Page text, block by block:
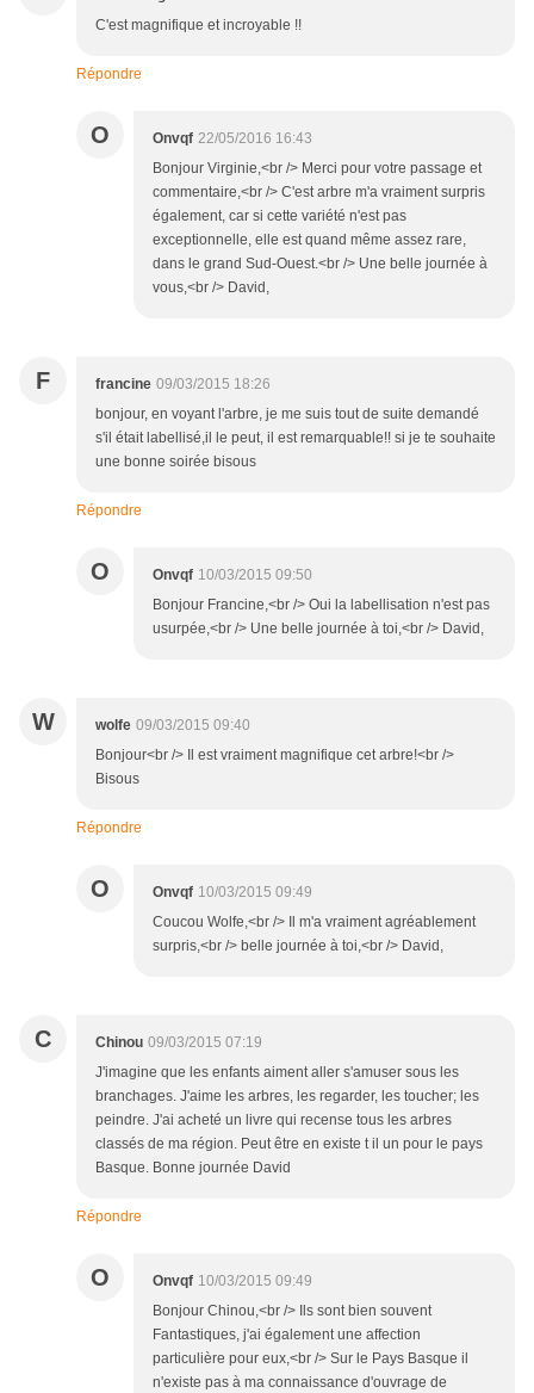
C'est magnifique et incroyable !!
Répondre
O Onvqf 22/05/2016 16:43
Bonjour Virginie,<br /> Merci pour votre passage et
commentaire,<br /> C'est arbre m'a vraiment surpris
également, car si cette variété n'est pas
exceptionnelle, elle est quand même assez rare,
dans le grand Sud-Ouest.<br /> Une belle journée à
vous,<br /> David,
F francine 09/03/2015 18:26
bonjour, en voyant l'arbre, je me suis tout de suite demandé
s'il était labellisé,il le peut, il est remarquable!! si je te souhaite
une bonne soirée bisous
Répondre
O Onvqf 10/03/2015 09:50
Bonjour Francine,<br /> Oui la labellisation n'est pas
usurpée,<br /> Une belle journée à toi,<br /> David,
W wolfe 09/03/2015 09:40
Bonjour<br /> Il est vraiment magnifique cet arbre!<br />
Bisous
Répondre
O Onvqf 10/03/2015 09:49
Coucou Wolfe,<br /> Il m'a vraiment agréablement
surpris,<br /> belle journée à toi,<br /> David,
C Chinou 09/03/2015 07:19
J'imagine que les enfants aiment aller s'amuser sous les
branchages. J'aime les arbres, les regarder, les toucher; les
peindre. J'ai acheté un livre qui recense tous les arbres
classés de ma région. Peut être en existe t il un pour le pays
Basque. Bonne journée David
Répondre
O Onvqf 10/03/2015 09:49
Bonjour Chinou,<br /> Ils sont bien souvent
Fantastiques, j'ai également une affection
particulière pour eux,<br /> Sur le Pays Basque il
n'existe pas à ma connaissance d'ouvrage de